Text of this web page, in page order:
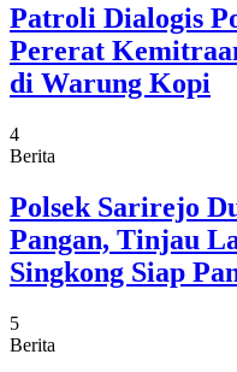
Patroli Dialogis
Pererat
di Warung Kopi
4
Berita
Polsek Sarirejo
Pangan, Tinjau
Singkong Siap
5
Berita